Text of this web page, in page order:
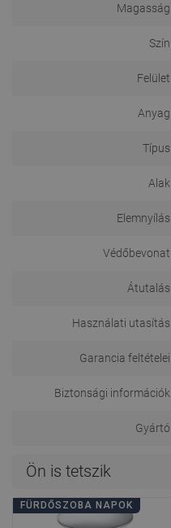
Magasság
Szín
Felület
Anyag
Típus
Alak
Elemnyílás
Védőbevonat
Átutalás
Használati utasítás
Garancia feltételei
Biztonsági információk
Gyártó
Ön is tetszik
FÜRDŐSZOBA NAPOK